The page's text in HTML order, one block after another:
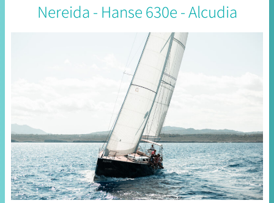
Nereida - Hanse 630e - Alcudia